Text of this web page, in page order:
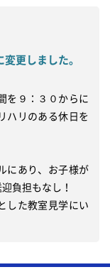
更しました。
を９：３０からに
ハリのある休日を
にあり、お子様が
負担もなし！
した教室見学にい